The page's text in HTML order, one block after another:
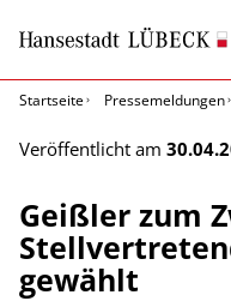
Startseite
Pressemeldungen
Veröffentlicht am
Geißler zum
gewählt